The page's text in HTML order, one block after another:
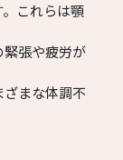
これらは顎
張や疲労が
まな体調不